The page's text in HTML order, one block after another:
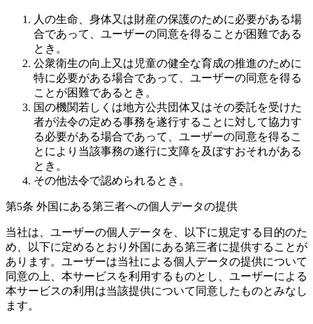
人の生命、身体又は財産の保護のために必要がある場
合であって、ユーザーの同意を得ることが困難である
とき。
公衆衛生の向上又は児童の健全な育成の推進のために
特に必要がある場合であって、ユーザーの同意を得る
ことが困難であるとき。
国の機関若しくは地方公共団体又はその委託を受けた
者が法令の定める事務を遂行することに対して協力す
る必要がある場合であって、ユーザーの同意を得るこ
とにより当該事務の遂行に支障を及ぼすおそれがある
とき。
その他法令で認められるとき。
第5条 外国にある第三者への個人データの提供
当社は、ユーザーの個人データを、以下に規定する目的のた
め、以下に定めるとおり外国にある第三者に提供することが
あります。ユーザーは当社による個人データの提供について
同意の上、本サービスを利用するものとし、ユーザーによる
本サービスの利用は当該提供について同意したものとみなし
ます。